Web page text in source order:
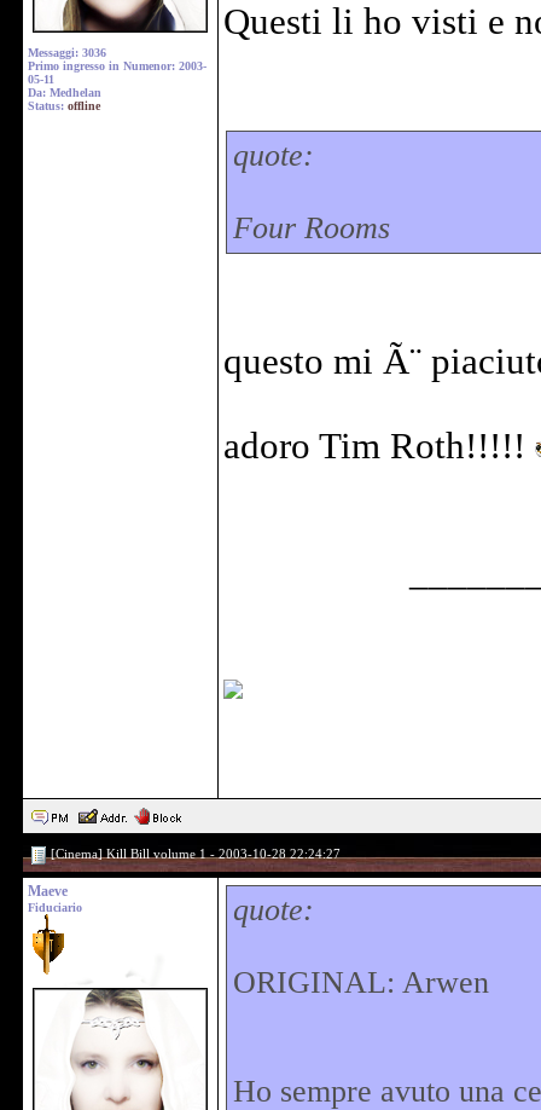
Messaggi: 3036
Primo ingresso in Numenor: 2003-
05-11
Da: Medhelan
Status: offline
Questi li ho visti e
quote:
Four Rooms
questo mi Ã¨
adoro Tim Roth!!!!!
[Cinema] Kill Bill volume 1 - 2003-10-28 22:24:27
Maeve
Fiduciario quote:
ORIGINAL: Arwen
Ho sempre avuto una